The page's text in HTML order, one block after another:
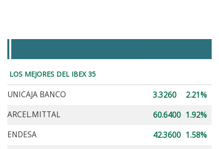
LOS MEJORES DEL IBEX 35
UNICAJA BANCO 3.3260
2.21%
ARCEL.MITTAL
60.6400 1.92%
ENDESA
42.3600 1.58%